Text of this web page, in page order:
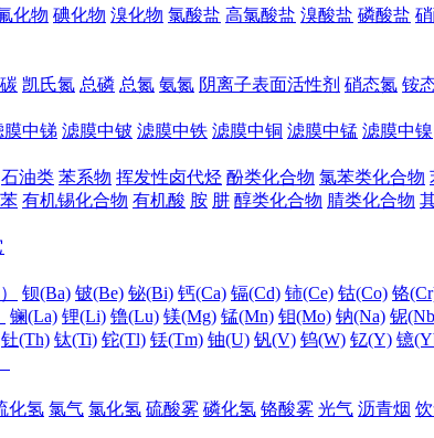
化物 碘化物 溴化物 氯酸盐 高氯酸盐 溴酸盐 磷酸盐
凯氏氮 总磷 总氮 氨氮 阴离子表面活性剂 硝态氮 铵
膜中锑 滤膜中铍 滤膜中铁 滤膜中铜 滤膜中锰 滤膜中镍
石油类 苯系物 挥发性卤代烃 酚类化合物 氯苯类化合物
有机锡化合物 有机酸 胺 肼 醇类化合物 腈类化合物
钡(Ba) 铍(Be) 铋(Bi) 钙(Ca) 镉(Cd) 铈(Ce) 钴(Co) 铬
镧(La) 锂(Li) 镥(Lu) 镁(Mg) 锰(Mn) 钼(Mo) 钠(Na) 铌
钍(Th) 钛(Ti) 铊(Tl) 铥(Tm) 铀(U) 钒(V) 钨(W) 钇(Y) 镱
化氢 氯气 氯化氢 硫酸雾 磷化氢 铬酸雾 光气 沥青烟